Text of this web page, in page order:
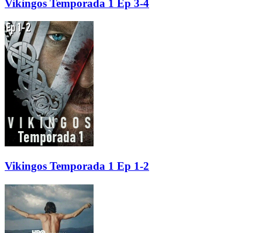
Vikingos Temporada 1 Ep 3-4
Vikingos Temporada 1 Ep 1-2